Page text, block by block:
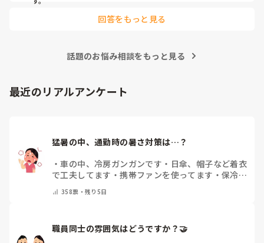
回答をもっと見る
話題のお悩み相談をもっと見る
最近のリアルアンケート
猛暑の中、通勤時の暑さ対策は…？
・車の中、冷房ガンガンです ・ 日傘、帽子など着衣
で工夫してます ・携帯ファンを使ってます ・ 保冷剤
ん ・その他（コメントで教えて下さい）
358票・残り5日
職員同士の雰囲気はどうですか？🤝